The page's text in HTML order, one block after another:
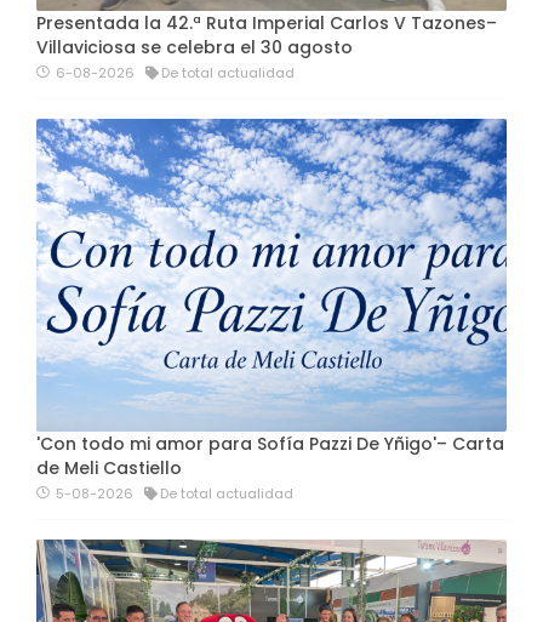
Presentada la 42.ª Ruta Imperial Carlos V Tazones–
Villaviciosa se celebra el 30 agosto
6-08-2026 De total actualidad
'Con todo mi amor para Sofía Pazzi De Yñigo'– Carta
de Meli Castiello
5-08-2026 De total actualidad